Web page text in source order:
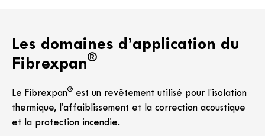
Les domaines d’application du
Fibrexpan®
Le Fibrexpan® est un revêtement utilisé pour l’isolation
thermique, l’affaiblissement et la correction acoustique
et la protection incendie.